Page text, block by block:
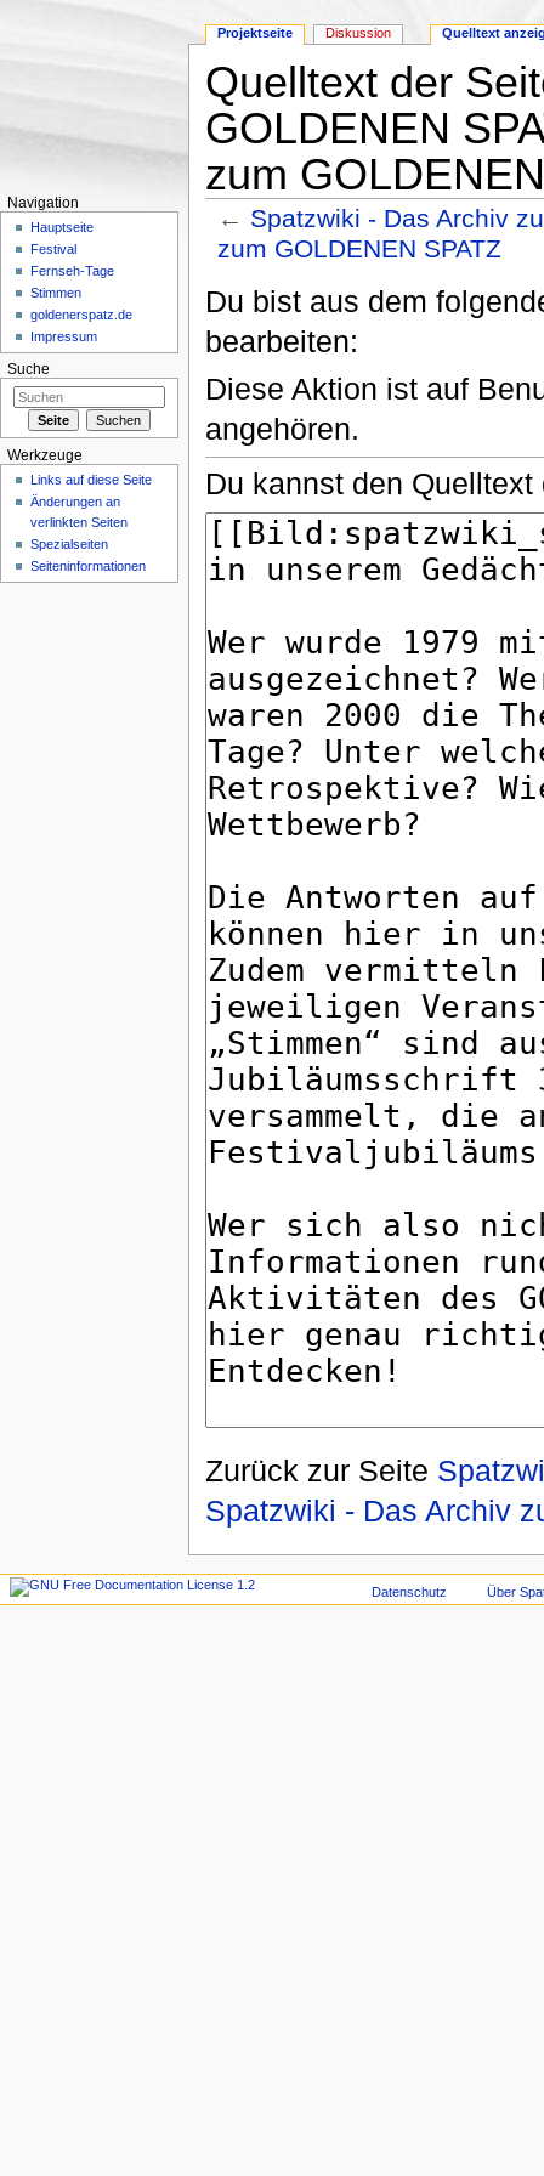
Quelltext der
GOLDENEN
zum
← Spatzwiki - Das Archiv
zum GOLDENEN SPATZ
Du bist aus dem
bearbeiten:
Diese Aktion ist auf
angehören.
Du kannst den
Zurück zur Seite
Spatzwiki - Das Archiv
Projektseite Diskussion Quelltext
Navigation
Hauptseite
Festival
Fernseh-Tage
Stimmen
goldenerspatz.de
Impressum
Suche
Werkzeuge
Links auf diese Seite
Änderungen an
verlinkten Seiten
Spezialseiten
Seiten­informationen
Datenschutz Über